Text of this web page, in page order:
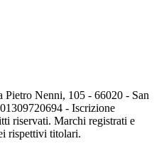
Nenni, 105 - 66020 - San
- Iscrizione
riservati. Marchi registrati e
rispettivi titolari.